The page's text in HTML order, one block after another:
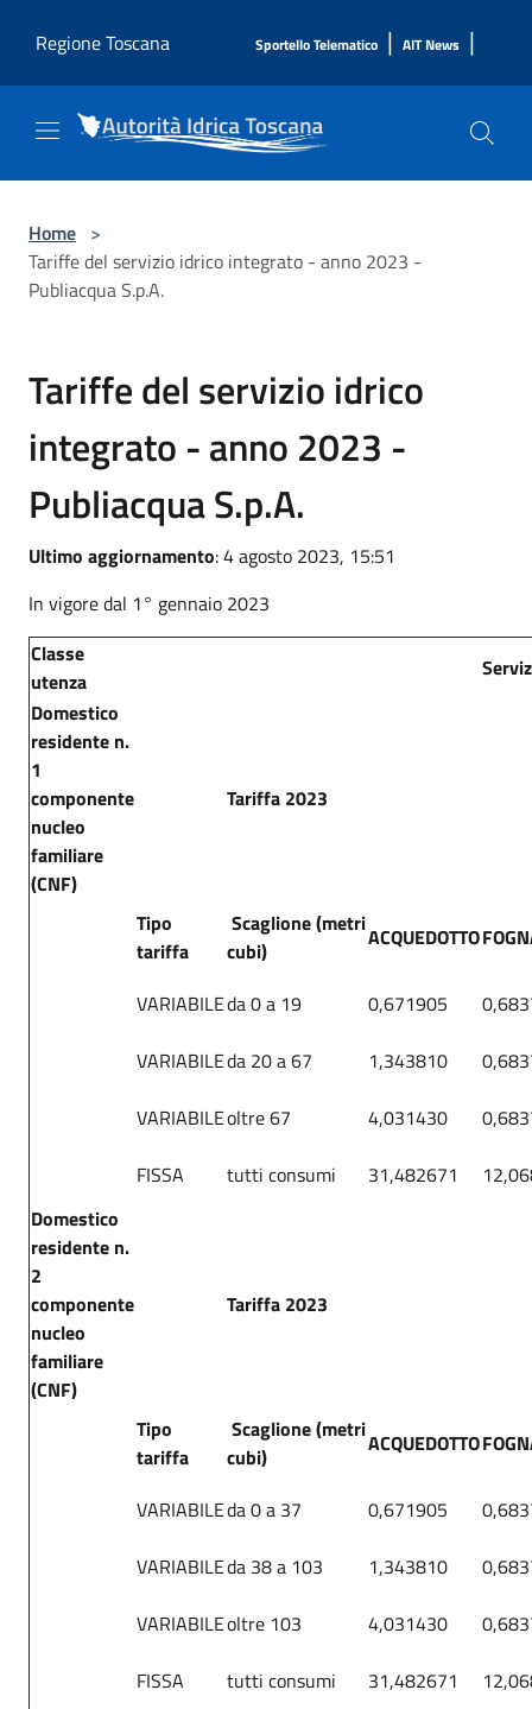
Regione Toscana
Sportello Telematico | AIT News |
Home >
Tariffe del servizio idrico integrato - anno 2023 -
Publiacqua S.p.A.
Tariffe del servizio idrico
integrato - anno 2023 -
Publiacqua S.p.A.
Ultimo aggiornamento: 4 agosto 2023, 15:51
In vigore dal 1° gennaio 2023
Classe
utenza
Domestico
residente n.
1
componente
nucleo
familiare
(CNF)
Tariffa 2023
Tipo
tariffa
Scaglione (metri
cubi)
ACQUEDOTTO
VARIABILEda 0 a 19 0,671905
VARIABILEda 20 a 67 1,343810
VARIABILEoltre 67 4,031430
FISSA
tutti consumi 31,482671
Domestico
residente n.
2
componente
nucleo
familiare
(CNF)
Tariffa 2023
Tipo
tariffa
Scaglione (metri
cubi)
ACQUEDOTTO
VARIABILEda 0 a 37 0,671905
VARIABILEda 38 a 103 1,343810
VARIABILEoltre 103 4,031430
FISSA
tutti consumi 31,482671